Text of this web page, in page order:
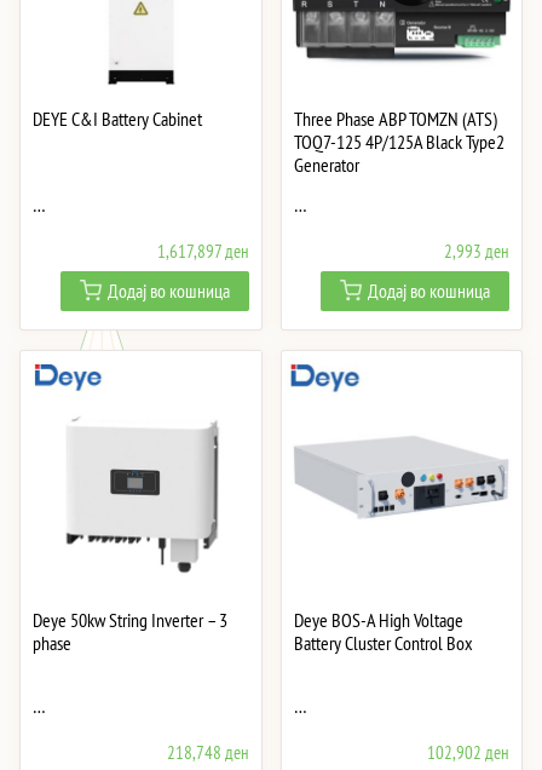
DEYE C&I Battery Cabinet
…
1,617,897 ден
Додај во кошница
Three Phase АВР TOMZN (ATS)
TOQ7-125 4P/125A Black Type2
Generator
…
2,993 ден
Додај во кошница
Deye 50kw String Inverter – 3
phase
…
218,748 ден
Deye BOS-A High Voltage
Battery Cluster Control Box
…
102,902 ден